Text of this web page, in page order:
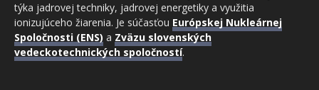
týka jadrovej techniky, jadrovej energetiky a využitia
ionizujúceho žiarenia. Je súčasťou Európskej Nukleárnej
Spoločnosti (ENS) a Zväzu slovenských
vedeckotechnických spoločností.